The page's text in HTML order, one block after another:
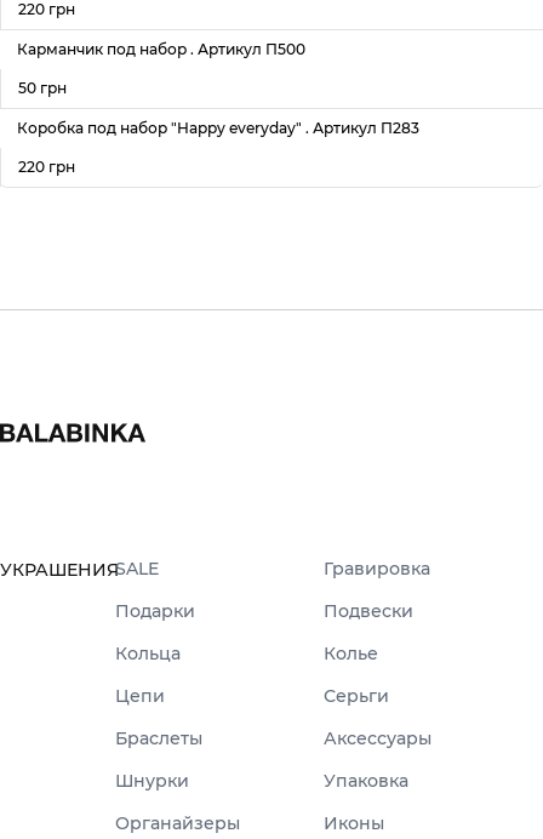
220 грн
Карманчик под набор . Артикул П500
50 грн
Коробка под набор "Happy everyday" . Артикул П283
220 грн
УКРАШЕНИЯSALE
Гравировка
Подарки
Подвески
Кольца
Колье
Цепи
Серьги
Браслеты
Аксессуары
Шнурки
Упаковка
Органайзеры
Иконы